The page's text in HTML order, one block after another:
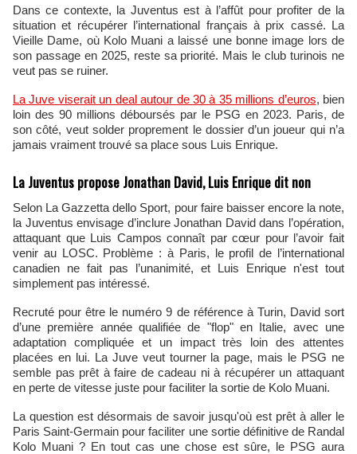
Dans ce contexte, la Juventus est à l’affût pour profiter de la
situation et récupérer l’international français à prix cassé. La
Vieille Dame, où Kolo Muani a laissé une bonne image lors de
son passage en 2025, reste sa priorité. Mais le club turinois ne
veut pas se ruiner.
La Juve viserait un deal autour de 30 à 35 millions d’euros, bien
loin des 90 millions déboursés par le PSG en 2023. Paris, de
son côté, veut solder proprement le dossier d’un joueur qui n’a
jamais vraiment trouvé sa place sous Luis Enrique.
La Juventus propose Jonathan David, Luis Enrique dit non
Selon La Gazzetta dello Sport, pour faire baisser encore la note,
la Juventus envisage d’inclure Jonathan David dans l’opération,
attaquant que Luis Campos connaît par cœur pour l’avoir fait
venir au LOSC. Problème : à Paris, le profil de l’international
canadien ne fait pas l’unanimité, et Luis Enrique n'est tout
simplement pas intéressé.
Recruté pour être le numéro 9 de référence à Turin, David sort
d’une première année qualifiée de "flop" en Italie, avec une
adaptation compliquée et un impact très loin des attentes
placées en lui. La Juve veut tourner la page, mais le PSG ne
semble pas prêt à faire de cadeau ni à récupérer un attaquant
en perte de vitesse juste pour faciliter la sortie de Kolo Muani.
La question est désormais de savoir jusqu'où est prêt à aller le
Paris Saint-Germain pour faciliter une sortie définitive de Randal
Kolo Muani ? En tout cas une chose est sûre, le PSG aura